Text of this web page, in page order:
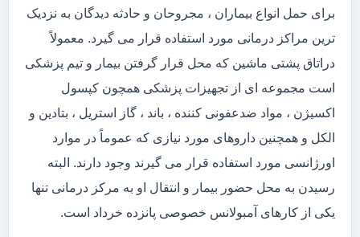
برای حمل انواع بیماران ، مجروحان و حادثه دیدگان به نزدیک
ترین مراکز درمانی مورد استفاده قرار می گیرد. معمولاً
دراتاق پشتی ماشین که محل قرار گرفتن بیمار و تیم پزشکی
است مجموعه ای از تجهیزات پزشکی همچون کپسول
اکسیژن ، مواد ضدعفونی کننده ، باند ، گاز استریل ، بتادین و
الکل و همچنین داروهای مورد نیازی که عموماً در موارد
اورژانسی مورد استفاده قرار می گیرند وجود دارند. البته
رسیدن به محل حضور بیمار و انتقال او به مرکز درمانی تنها
یکی از کارهای آمبولانس خصوصی پانزده خرداد است.